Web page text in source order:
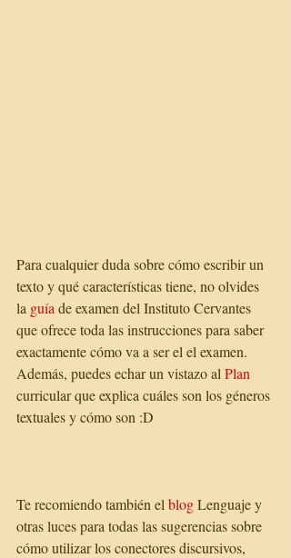
Para cualquier duda sobre cómo escribir un
texto y qué características tiene, no olvides
la guía de examen del Instituto Cervantes
que ofrece toda las instrucciones para saber
exactamente cómo va a ser el el examen.
Además, puedes echar un vistazo al Plan
curricular que explica cuáles son los géneros
textuales y cómo son :D
Te recomiendo también el blog Lenguaje y
otras luces para todas las sugerencias sobre
cómo utilizar los conectores discursivos,